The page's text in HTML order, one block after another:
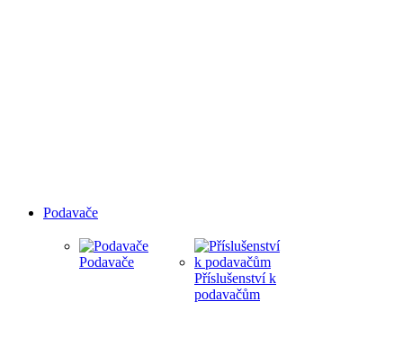
Podavače
Podavače
Příslušenství k
podavačům